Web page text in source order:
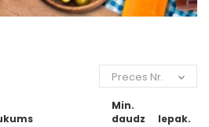
Preces Nr.
Min.
daudz
Iepak.